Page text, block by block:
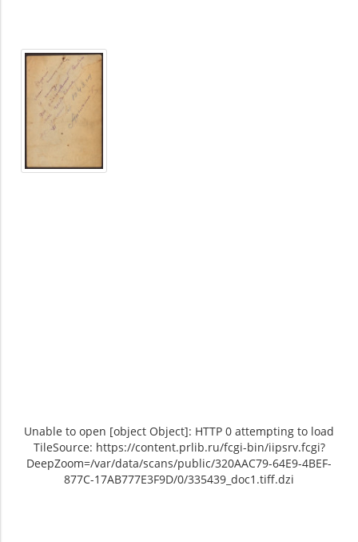
Unable to open [object Object]: HTTP 0 attempting to load
TileSource: https://content.prlib.ru/fcgi-bin/iipsrv.fcgi?
DeepZoom=/var/data/scans/public/320AAC79-64E9-4BEF-
877C-17AB777E3F9D/0/335439_doc1.tiff.dzi